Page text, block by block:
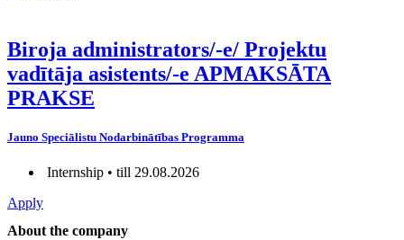
Biroja administrators/-e/ Projektu
vadītāja asistents/-e APMAKSĀTA
PRAKSE
Jauno Speciālistu Nodarbinātības Programma
Internship • till 29.08.2026
Apply
About the company